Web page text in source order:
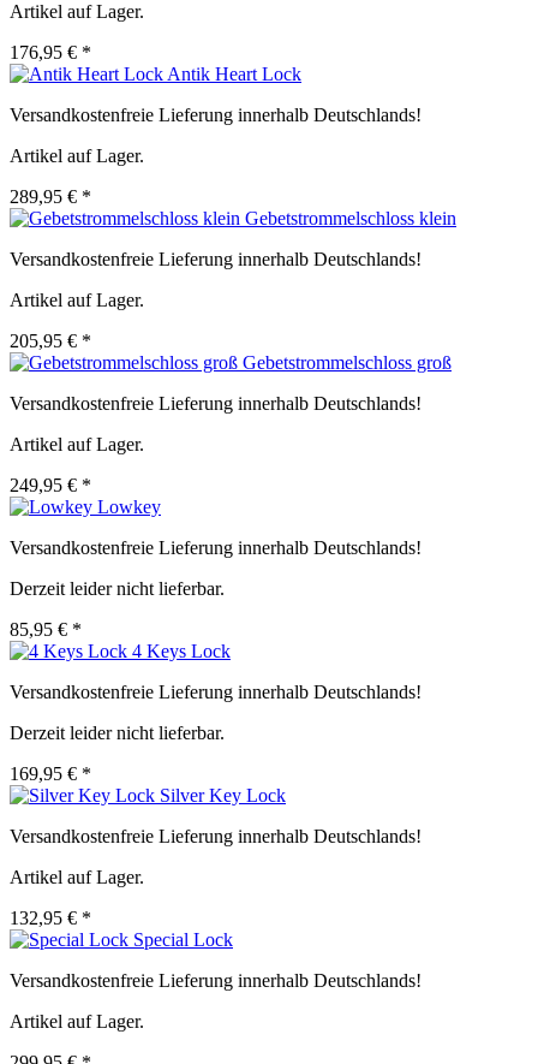
Artikel auf Lager.
176,95 € *
Antik Heart Lock
Versandkostenfreie Lieferung innerhalb Deutschlands!
Artikel auf Lager.
289,95 € *
Gebetstrommelschloss klein
Versandkostenfreie Lieferung innerhalb Deutschlands!
Artikel auf Lager.
205,95 € *
Gebetstrommelschloss groß
Versandkostenfreie Lieferung innerhalb Deutschlands!
Artikel auf Lager.
249,95 € *
Lowkey
Versandkostenfreie Lieferung innerhalb Deutschlands!
Derzeit leider nicht lieferbar.
85,95 € *
4 Keys Lock
Versandkostenfreie Lieferung innerhalb Deutschlands!
Derzeit leider nicht lieferbar.
169,95 € *
Silver Key Lock
Versandkostenfreie Lieferung innerhalb Deutschlands!
Artikel auf Lager.
132,95 € *
Special Lock
Versandkostenfreie Lieferung innerhalb Deutschlands!
Artikel auf Lager.